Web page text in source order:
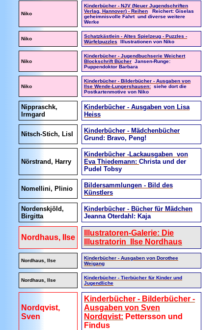
Niko
Kinderbücher - NJV (Neuer Jugendschriften
Verlag, Hannover) - Reihen Reichert: Giselas
geheimnisvolle Fahrt und diverse weitere
Werke
Niko
Schatzkästlein - Altes Spielzeug - Puzzles -
Würfelpuzzles Illustrationen von Niko
Niko
Kinderbücher - Jugendbuchserie Weichert
Blockschrift Bücher Jansen-Runge:
Puppendoktor Barbara
Niko
Kinderbücher - Bilderbücher - Ausgaben von
Ilse Wende-Lungershausen: siehe dort die
Postkartenmotive von Niko
Nippraschk,
Irmgard
Kinderbücher - Ausgaben von Lisa
Heiss
Nitsch-Stich, Lisl
Kinderbücher - Mädchenbücher
Grund: Bravo, Peng!
Nörstrand, Harry
Kinderbücher -Lackausgaben von
Eva Thiedemann: Christa und der
Pudel Tobsy
Nomellini, Plinio
Bildersammlungen - Bild des
Künstlers
Nordenskjöld,
Birgitta
Kinderbücher - Bücher für Mädchen
Jeanna Oterdahl: Kaja
Nordhaus, Ilse
Illustratoren-Galerie: Die
Illustratorin Ilse Nordhaus
Nordhaus, Ilse
Kinderbücher - Ausgaben von Dorothee
Weigang
Nordhaus, Ilse
Kinderbücher - Tierbücher für Kinder und
Jugendliche
Nordqvist,
Sven
Kinderbücher - Bilderbücher -
Ausgaben von Sven
Nordqvist: Pettersson und
Findus